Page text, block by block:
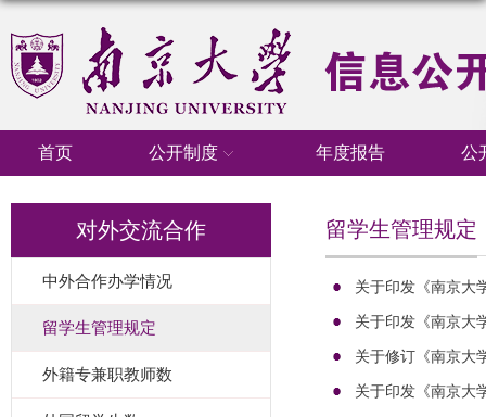
首页 公开制度 年度报告 公
对外交流合作
中外合作办学情况
留学生管理规定
外籍专兼职教师数
留学生管理规定
关于印发《南京大
关于印发《南京大
关于修订《南京大
关于印发《南京大